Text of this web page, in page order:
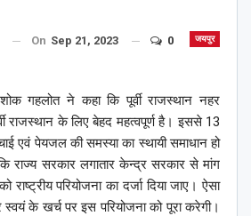
जयपुर
On Sep 21, 2023 0
गहलोत ने कहा कि पूर्वी राजस्थान नहर
राजस्थान के लिए बेहद महत्वपूर्ण है। इससे 13
एवं पेयजल की समस्या का स्थायी समाधान हो
राज्य सरकार लगातार केन्द्र सरकार से मांग
राष्ट्रीय परियोजना का दर्जा दिया जाए। ऐसा
स्वयं के खर्च पर इस परियोजना को पूरा करेगी।